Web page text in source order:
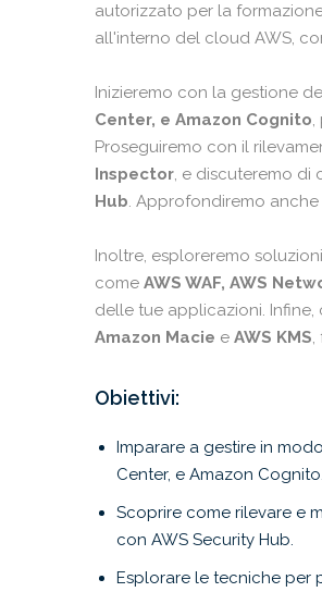
autorizzato per la
all'interno del cloud AWS,
Inizieremo con la gestione
Center, e Amazon Cognito,
Proseguiremo con il
Inspector, e discuteremo di
Hub. Approfondiremo
Inoltre, esploreremo
come AWS WAF, AWS
delle tue applicazioni.
Amazon Macie e AWS KMS,
Obiettivi:
Imparare a gestire in
Center, e Amazon Cognito.
Scoprire come rilevare e
con AWS Security Hub.
Esplorare le tecniche per